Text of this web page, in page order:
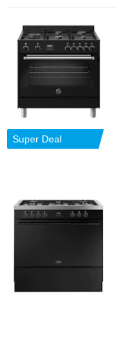
Super Deal